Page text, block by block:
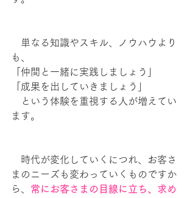
単なる知識やスキル、ノウハウより
も、
「仲間と一緒に実践しましょう」
「成果を出していきましょう」
という体験を重視する人が増えてい
ます。
時代が変化していくにつれ、お客さ
まのニーズも変わっていくものですか
ら、 常にお客さまの目線に立ち、求め